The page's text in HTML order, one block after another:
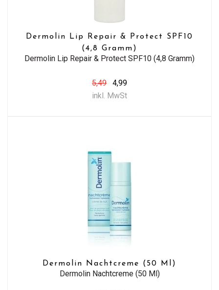
Dermolin Lip Repair & Protect SPF10
(4,8 Gramm)
Dermolin Lip Repair & Protect SPF10 (4,8 Gramm)
5,49
4,99
inkl. MwSt
Dermolin Nachtcreme (50 Ml)
Dermolin Nachtcreme (50 Ml)